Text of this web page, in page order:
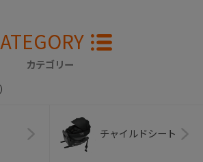
カテゴリー
チャイルドシート